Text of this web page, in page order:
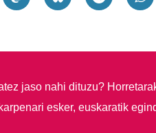
jaso nahi dituzu?
esker, euskaratik